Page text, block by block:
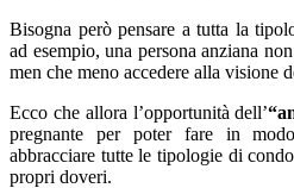
Bisogna però pensare a tutta la
ad esempio, una persona anziana
men che meno accedere alla visione
Ecco che allora l’opportunità dell’
pregnante per poter fare in
abbracciare tutte le tipologie di
propri doveri.